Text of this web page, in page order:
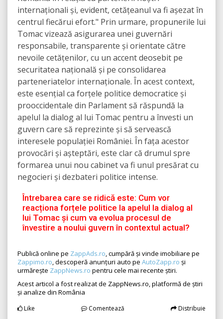
internaționali și, evident, cetățeanul va fi așezat în
centrul fiecărui efort." Prin urmare, propunerile lui
Tomac vizează asigurarea unei guvernări
responsabile, transparente și orientate către
nevoile cetățenilor, cu un accent deosebit pe
securitatea națională și pe consolidarea
parteneriatelor internaționale. În acest context,
este esențial ca forțele politice democratice și
prooccidentale din Parlament să răspundă la
apelul la dialog al lui Tomac pentru a învesti un
guvern care să reprezinte și să servească
interesele populației României. În fața acestor
provocări și așteptări, este clar că drumul spre
formarea unui nou cabinet va fi unul presărat cu
negocieri și dezbateri politice intense.
Întrebarea care se ridică este: Cum vor
reacționa forțele politice la apelul la dialog al
lui Tomac și cum va evolua procesul de
învestire a noului guvern în contextul actual?
Publică online pe ZappAds.ro, cumpără și vinde imobiliare pe
Zappimo.ro, descoperă anunțuri auto pe AutoZapp.ro și
urmărește ZappNews.ro pentru cele mai recente știri.
Acest articol a fost realizat de ZappNews.ro, platformă de știri
și analize din România
Like Comentează Distribuie